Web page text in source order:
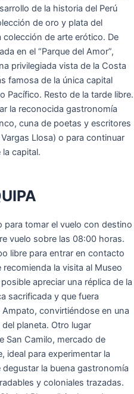
de la historia del Perú
de oro y plata del
de arte erótico. De
en el “Parque del Amor”,
privilegiada vista de la Costa
famosa de la única capital
Pacífico. Resto de la tarde libre.
la reconocida gastronomía
cuna de poetas y escritores
Llosa) o para continuar
capital.
para tomar el vuelo con destino
vuelo sobre las 08:00 horas.
libre para entrar en contacto
la visita al Museo
apreciar una réplica de la
sacrificada y que fuera
convirtiéndose en una
planeta. Otro lugar
San Camilo, mercado de
ideal para experimentar la
la buena gastronomía
y coloniales trazadas.